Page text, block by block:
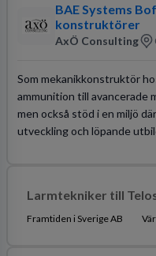
BAE Systems
konstruktörer
AxÖ Consulting
Som mekanikkonstruktör
ammunition till avancerade
men också stöd i en miljö
utveckling och löpande
Larmtekniker till
Framtiden i Sverige AB